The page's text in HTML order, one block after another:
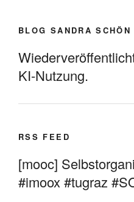
BLOG SANDRA SCHÖN
KI-Nutzung.
RSS FEED
[mooc]
#imoox #tugraz